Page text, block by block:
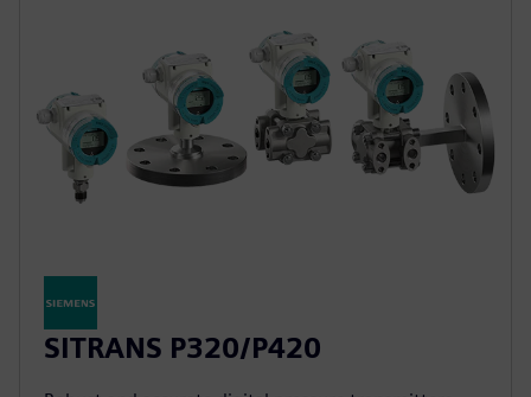
SITRANS P320/P420